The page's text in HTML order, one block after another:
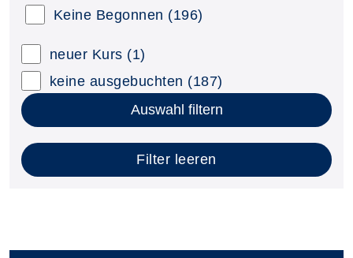
Keine Begonnen (196)
neuer Kurs (1)
keine ausgebuchten (187)
Auswahl filtern
Filter leeren